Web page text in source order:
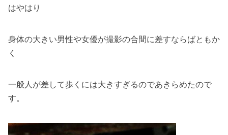
はやはり
身体の大きい男性や女優が撮影の合間に差すならばともか
く
一般人が差して歩くには大きすぎるのであきらめたので
す。